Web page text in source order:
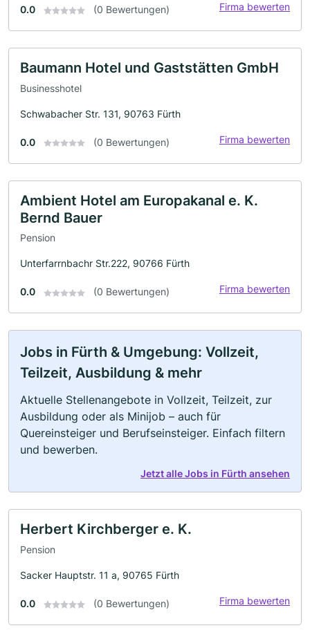
0.0 (0 Bewertungen) Firma bewerten
Baumann Hotel und Gaststätten GmbH
Businesshotel
Schwabacher Str. 131, 90763 Fürth
0.0 (0 Bewertungen) Firma bewerten
Ambient Hotel am Europakanal e. K.
Bernd Bauer
Pension
Unterfarrnbachr Str.222, 90766 Fürth
0.0 (0 Bewertungen) Firma bewerten
Jobs in Fürth & Umgebung: Vollzeit,
Teilzeit, Ausbildung & mehr
Aktuelle Stellenangebote in Vollzeit, Teilzeit, zur
Ausbildung oder als Minijob – auch für
Quereinsteiger und Berufseinsteiger. Einfach filtern
und bewerben.
Jetzt alle Jobs in Fürth ansehen
Herbert Kirchberger e. K.
Pension
Sacker Hauptstr. 11 a, 90765 Fürth
0.0 (0 Bewertungen) Firma bewerten